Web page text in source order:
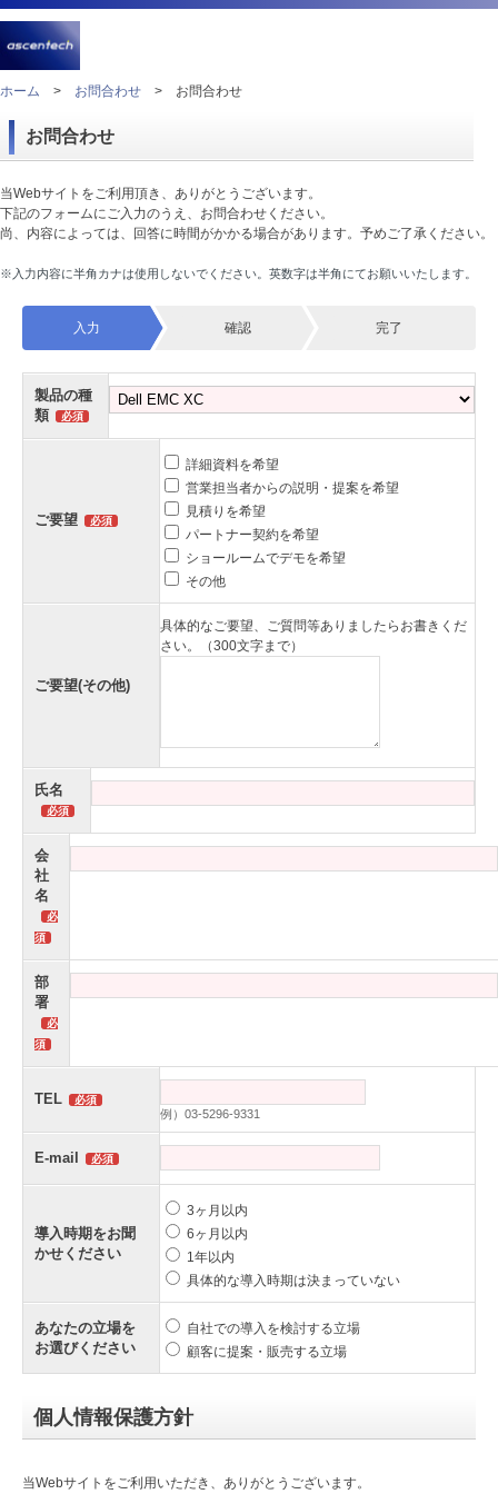
ホーム > お問合わせ > お問合わせ
お問合わせ
当Webサイトをご利用頂き、ありがとうございます。
下記のフォームにご入力のうえ、お問合わせください。
尚、内容によっては、回答に時間がかかる場合があります。予めご了承ください。
※入力内容に半角カナは使用しないでください。英数字は半角にてお願いいたします。
入力 確認 完了
製品の種
類
ご要望
詳細資料を希望
営業担当者からの説明・提案を希望
見積りを希望
パートナー契約を希望
ショールームでデモを希望
その他
ご要望(その他)
具体的なご要望、ご質問等ありましたらお書きくだ
さい。（300文字まで）
氏名
会
社
名
部
署
TEL
例）03-5296-9331
E-mail
導入時期をお聞
かせください
3ヶ月以内
6ヶ月以内
1年以内
具体的な導入時期は決まっていない
あなたの立場を
お選びください
自社での導入を検討する立場
顧客に提案・販売する立場
個人情報保護方針
当Webサイトをご利用いただき、ありがとうございます。